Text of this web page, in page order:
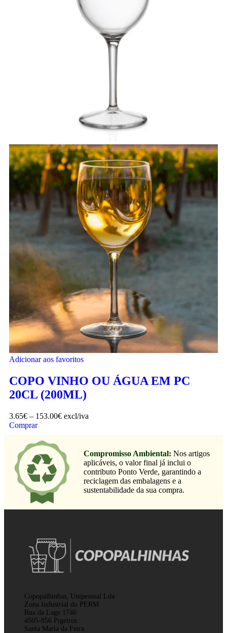
Adicionar aos favoritos
COPO VINHO OU ÁGUA EM PC
20CL (200ML)
3.65€ – 153.00€ excl/iva
Comprar
Compromisso Ambiental: Nos artigos
aplicáveis, o valor final já inclui o
contributo Ponto Verde, garantindo a
reciclagem das embalagens e a
sustentabilidade da sua compra.
Copopalhinhas, Unipessoal Lda
Zona Industrial do PERM
Rua da Lage 1746
4505-856 Pigeiros
Santa Maria da Feira